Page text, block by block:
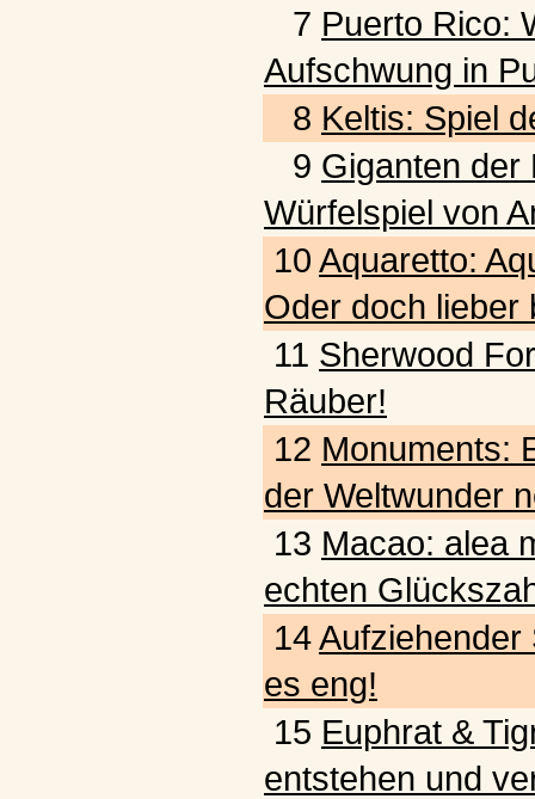
7 Puerto Rico:
Aufschwung in
8 Keltis: Spiel
9 Giganten der
Würfelspiel von
10 Aquaretto:
Oder doch lieber
11 Sherwood
Räuber!
12 Monuments:
der Weltwunder
13 Macao: alea
echten
14Aufziehender
es eng!
15 Euphrat &
entstehen und